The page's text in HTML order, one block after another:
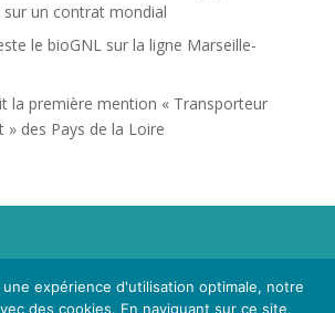
sur un contrat mondial
le bioGNL sur la ligne Marseille-
la première mention « Transporteur
» des Pays de la Loire
d'Energie Lot-et-Garonne. Voir
etPolitique de Confidentialité.
expérience d'utilisation optimale, notre
des cookies. En naviguant sur ce site,